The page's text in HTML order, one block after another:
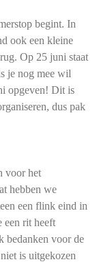
begint. In
ook een kleine
Op 25 juni staat
je nog mee wil
opgeven! Dit is
dus pak
voor het
hebben we
een flink eind in
een rit heeft
bedanken voor de
is uitgekozen